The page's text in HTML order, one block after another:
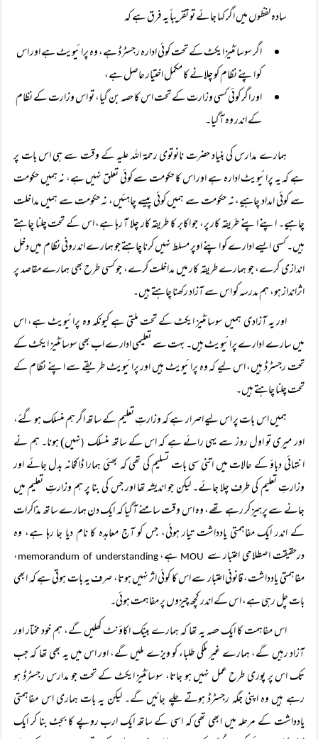
سادہ لفظوں میں اگر کہا جائے تو تقریباً‌ یہ فرق ہے کہ
اگر سوسائٹیز ایکٹ کے تحت کوئی ادارہ رجسٹرڈ ہے، وہ پرائیویٹ ہے اور اس
کو اپنے نظام کو چلانے کا مکمل اختیار حاصل ہے،
اور اگر کوئی کسی وزارت کے تحت اس کا حصہ بن گیا، تو اس وزارت کے نظام
کے اندر وہ آگیا۔
ہمارے مدارس کی بنیاد حضرت نانوتوی رحمۃ اللہ علیہ کے وقت سے ہی اس بات پر
ہے کہ یہ پرائیویٹ ادارہ ہے اور اس کا حکومت سے کوئی تعلق نہیں ہے، نہ ہمیں حکومت
سے کوئی امداد چاہیے، نہ حکومت سے ہمیں کوئی پیسے چاہئیں، نہ حکومت سے ہمیں مداخلت
چاہیے۔ اپنے اپنے طریقہ کار پر، جو اکابر کا طریقہ کار چلا آ رہا ہے، اس کے تحت چلنا چاہتے
ہیں۔ کسی ایسے ادارے کو اپنے اوپر مسلط نہیں کرنا چاہتے جو ہمارے اندرونی نظام میں دخل
اندازی کرے، جو ہمارے طریقہ کار میں مداخلت کرے، جو کسی طرح بھی ہمارے مقاصد پر
اثرانداز ہو، ہم مدرسہ کو اس سے آزاد رکھنا چاہتے ہیں۔
اور یہ آزادی ہمیں سوسائٹیز ایکٹ کے تحت ملتی ہے کیونکہ وہ پرائیویٹ ہے، اس
میں سارے ادارے پرائیویٹ ہیں۔ بہت سے تعلیمی ادارے اب بھی سوسائٹیز ایکٹ کے
تحت رجسٹرڈ ہیں، اس لیے کہ وہ پرائیویٹ ہیں اور پرائیویٹ طریقے سے اپنے نظام کے
تحت چلنا چاہتے ہیں۔
ہمیں اس بات پر اس لیے اصرار ہے کہ وزارتِ تعلیم کے ساتھ اگر ہم منسلک ہو گئے،
اور میری تو اول روز سے یہی رائے ہے کہ اس کے ساتھ منسلک (نہیں) ہونا۔ ہم نے
انتہائی دباؤ کے حالات میں اتنی سی بات تسلیم کی تھی کہ بھئی ہمارا ڈاکخانہ بدل جائے اور
وزارتِ تعلیم کی طرف چلا جائے۔ لیکن جو اندیشہ تھا اور جس کی بنا پر ہم وزارتِ تعلیم میں
جانے سے پرہیز کر رہے تھے، وہ اس وقت سامنے آگیا کہ ایک دن ہمارے ساتھ مذاکرات
کے اندر ایک مفاہمتی یادداشت تیار ہوئی، جس کو آج معاہدہ کا نام دیا جا رہا ہے، وہ
درحقیقت اصطلاحی اعتبار سے
ہے،memorandum of understanding،
مفاہمتی یادداشت، قانونی اعتبار سے اس کا کوئی اثر نہیں ہوتا، صرف یہ بات ہوتی ہے کہ ابھی
بات چل رہی ہے، اس کے اندر کچھ چیزوں پر مفاہمت ہوئی۔
اس مفاہمت کا ایک حصہ یہ تھا کہ ہمارے بینک اکاؤنٹ کھلیں گے، ہم خود مختار اور
آزاد رہیں گے، ہمارے غیر ملکی طلباء کو ویزے ملیں گے، اور اس میں یہ بھی تھا کہ جب
تک اس پر پوری طرح عمل نہیں ہو جاتا، سوسائٹیز ایکٹ کے تحت جو مدارس رجسٹرڈ ہو
رہے ہیں وہ اپنی جگہ رجسٹرڈ ہوتے چلے جائیں گے۔ لیکن یہ بات ہماری اس مفاہمتی
یادداشت کے مرحلہ میں ابھی تھی کہ اسی کے ساتھ ایک ارب روپے کا بجٹ بنا کر ایک